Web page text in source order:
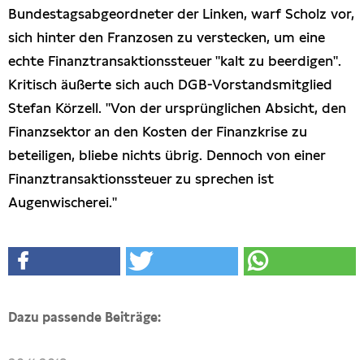
Bundestagsabgeordneter der Linken, warf Scholz vor,
sich hinter den Franzosen zu verstecken, um eine
echte Finanztransaktionssteuer "kalt zu beerdigen".
Kritisch äußerte sich auch DGB-Vorstandsmitglied
Stefan Körzell. "Von der ursprünglichen Absicht, den
Finanzsektor an den Kosten der Finanzkrise zu
beteiligen, bliebe nichts übrig. Dennoch von einer
Finanztransaktionssteuer zu sprechen ist
Augenwischerei."
Dazu passende Beiträge: